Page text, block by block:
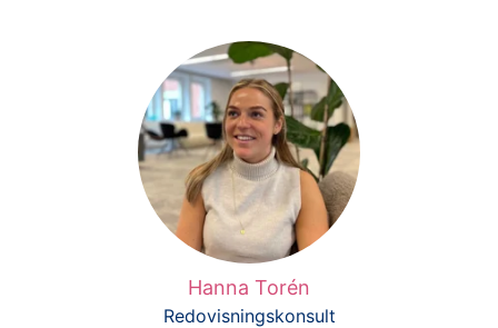
Hanna Torén
Redovisningskonsult